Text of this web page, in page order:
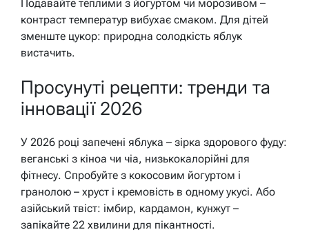
Подавайте теплими з йогуртом чи морозивом –
контраст температур вибухає смаком. Для дітей
зменште цукор: природна солодкість яблук
вистачить.
Просунуті рецепти: тренди та
інновації 2026
У 2026 році запечені яблука – зірка здорового фуду:
веганські з кіноа чи чіа, низькокалорійні для
фітнесу. Спробуйте з кокосовим йогуртом і
гранолою – хруст і кремовість в одному укусі. Або
азійський твіст: імбир, кардамон, кунжут –
запікайте 22 хвилини для пікантності.